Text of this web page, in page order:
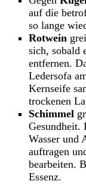
auf die
so lange
Rotwein
sich, sobald
entfernen.
Ledersofa
Kernseife
trockenen
Schimmel
Gesundheit.
Wasser und
auftragen
bearbeiten.
Essenz.